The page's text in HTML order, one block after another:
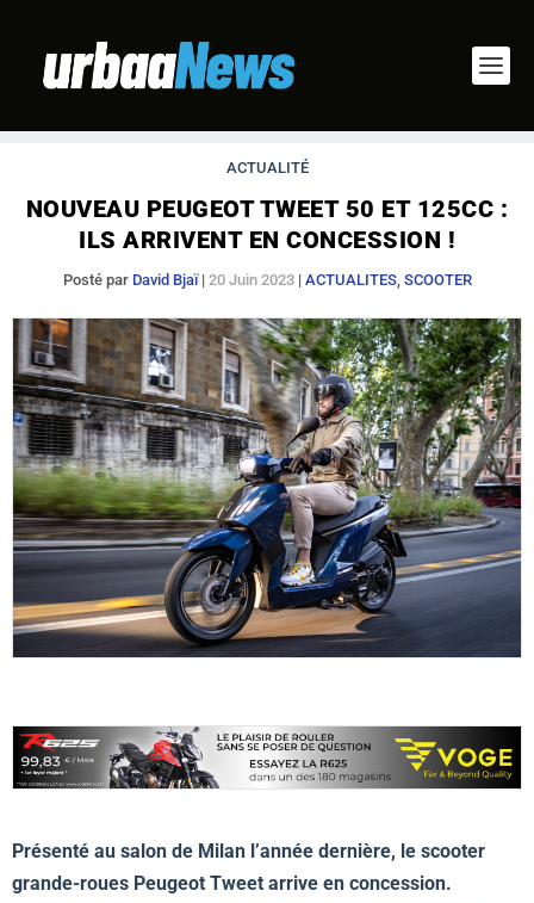
ACTUALITÉ
NOUVEAU PEUGEOT TWEET 50 ET 125CC :
ILS ARRIVENT EN CONCESSION !
Posté par David Bjaï| 20 Juin 2023| ACTUALITES, SCOOTER
Présenté au salon de Milan l’année dernière, le scooter
grande-roues Peugeot Tweet arrive en concession.